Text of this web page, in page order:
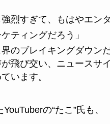
強烈すぎて、もはやエンタ
ケティングだろう」
界のブレイキングダウンだ
が飛び交い、ニュースサ
います。
の“たこ”氏も、